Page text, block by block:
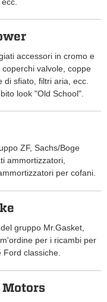
accessori in cromo e
valvole, coppe
di sfiato, filtri aria, ecc.
look "Old School".
ZF, Sachs/Boge
ammortizzatori,
per cofani.
gruppo Mr.Gasket,
per i ricambi per
classiche.
Motors